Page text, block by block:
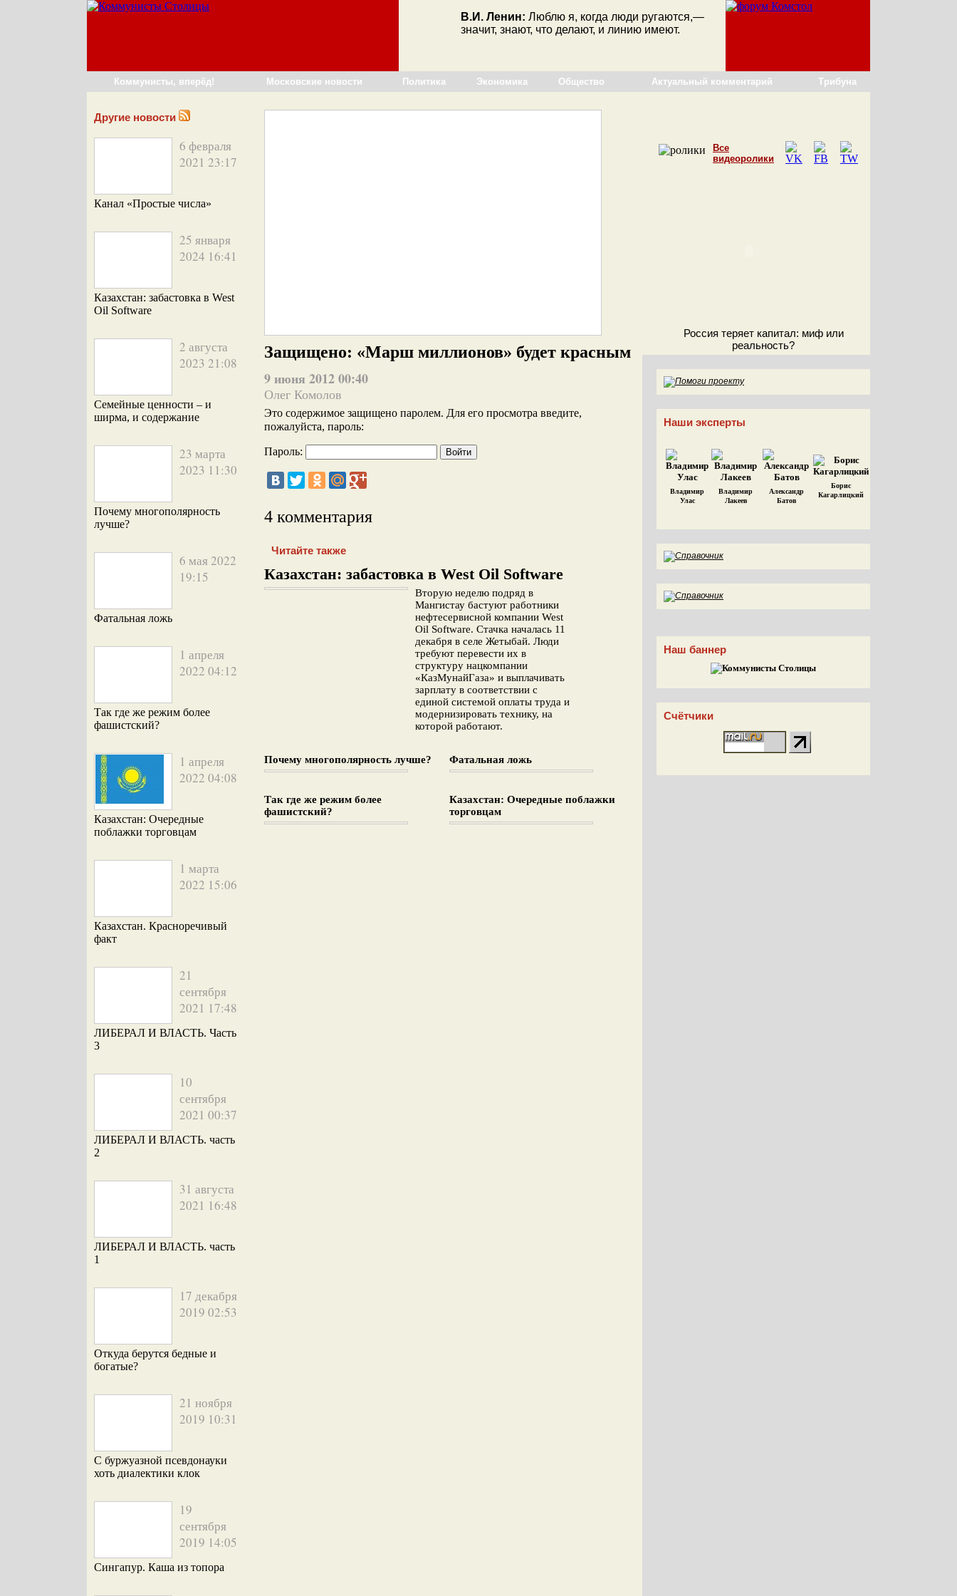
В.И. Ленин: Люблю я, когда люди ругаются,—
значит, знают, что делают, и линию имеют.
Коммунисты, вперёд! Московские новости Политика Экономика Общество Актуальный комментарий Трибуна
Другие новости
6 февраля
2021 23:17
Канал «Простые числа»
25 января
2024 16:41
Казахстан: забастовка в West
Oil Software
2 августа
2023 21:08
Семейные ценности – и
ширма, и содержание
23 марта
2023 11:30
Почему многополярность
лучше?
6 мая 2022
19:15
Фатальная ложь
1 апреля
2022 04:12
Так где же режим более
фашистский?
1 апреля
2022 04:08
Казахстан: Очередные
поблажки торговцам
1 марта
2022 15:06
Казахстан. Красноречивый
факт
21
сентября
2021 17:48
ЛИБЕРАЛ И ВЛАСТЬ. Часть
3
10
сентября
2021 00:37
ЛИБЕРАЛ И ВЛАСТЬ. часть
2
31 августа
2021 16:48
ЛИБЕРАЛ И ВЛАСТЬ. часть
1
17 декабря
2019 02:53
Откуда берутся бедные и
богатые?
21 ноября
2019 10:31
С буржуазной псевдонауки
хоть диалектики клок
19
сентября
2019 14:05
Сингапур. Каша из топора
Защищено: «Марш миллионов» будет красным
9 июня 2012 00:40
Олег Комолов
Это содержимое защищено паролем. Для его просмотра введите,
пожалуйста, пароль:
Пароль:
4 комментария
Читайте также
Казахстан: забастовка в West Oil Software
Вторую неделю подряд в
Мангистау бастуют работники
нефтесервисной компании West
Oil Software. Стачка началась 11
декабря в селе Жетыбай. Люди
требуют перевести их в
структуру нацкомпании
«КазМунайГаза» и выплачивать
зарплату в соответствии с
единой системой оплаты труда и
модернизировать технику, на
которой работают.
Почему многополярность лучше? Фатальная ложь
Так где же режим более
фашистский?
Казахстан: Очередные поблажки
торговцам
Все
видеоролики
Россия теряет капитал: миф или
реальность?
Наши эксперты
Владимир
Улас
Владимир
Лакеев
Александр
Батов
Борис
Кагарлицкий
Наш баннер
Счётчики